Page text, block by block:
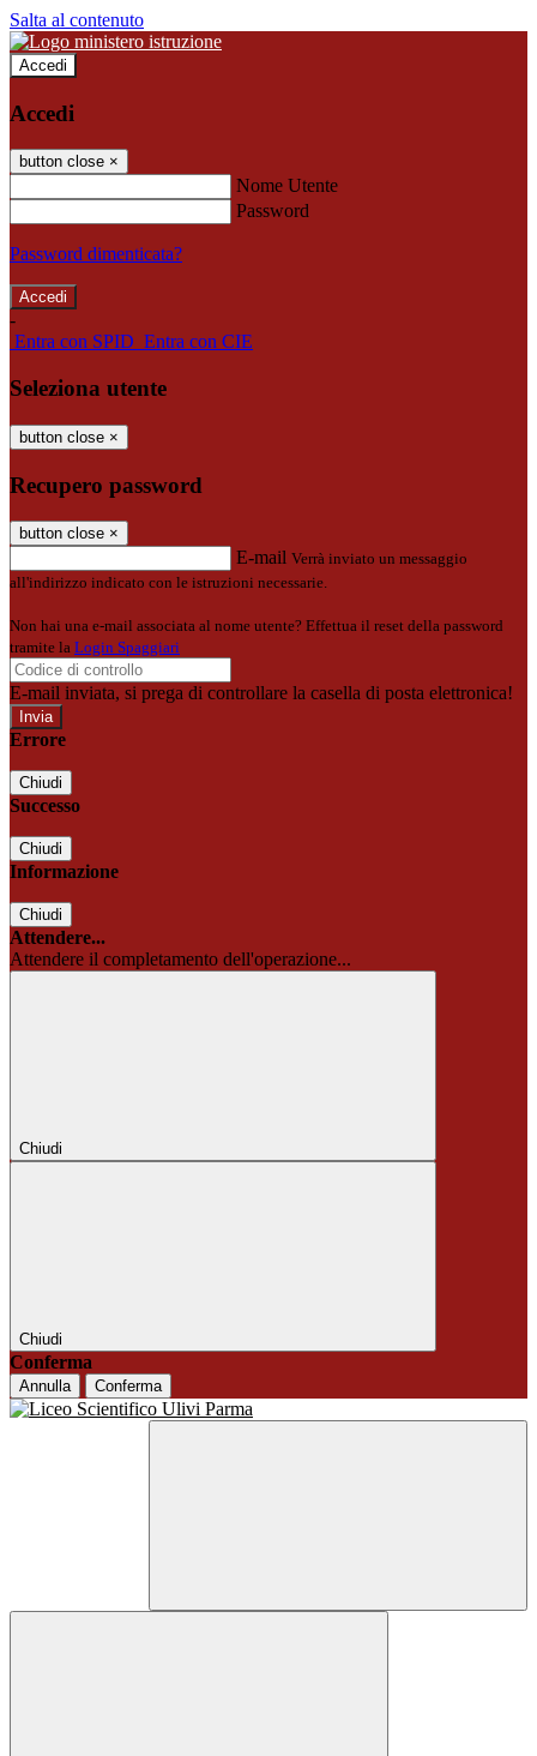
Salta al contenuto
Accedi
Accedi
button close ×
Nome Utente
Password
Password dimenticata?
-
Entra con SPID Entra con CIE
Seleziona utente
button close ×
Recupero password
button close ×
E-mail Verrà inviato un messaggio
all'indirizzo indicato con le istruzioni necessarie.
Non hai una e-mail associata al nome utente? Effettua il reset della password
tramite la Login Spaggiari
E-mail inviata, si prega di controllare la casella di posta elettronica!
Errore
Chiudi
Successo
Chiudi
Informazione
Chiudi
Attendere...
Attendere il completamento dell'operazione...
Chiudi
Chiudi
Conferma
Annulla Conferma